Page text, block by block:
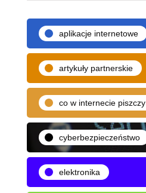
aplikacje internetowe
artykuły partnerskie
co w internecie piszczy
cyberbezpieczeństwo
elektronika